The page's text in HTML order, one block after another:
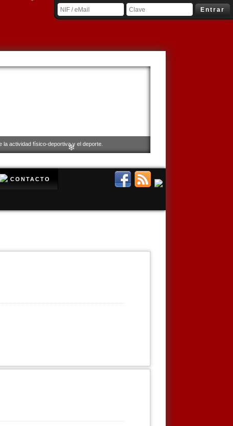
la actividad físico-deportiva y el deporte.
Entrar
CONTACTO
❄